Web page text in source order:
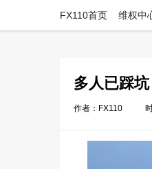
FX110首页 维权中
多人已踩
作者：FX110